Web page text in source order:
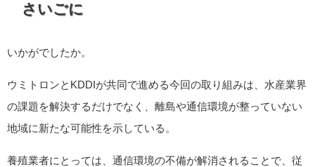
さいごに
いかがでしたか。
ウミトロンとKDDIが共同で進める今回の取り組みは、水産業界
の課題を解決するだけでなく、離島や通信環境が整っていない
地域に新たな可能性を示している。
養殖業者にとっては、通信環境の不備が解消されることで、従